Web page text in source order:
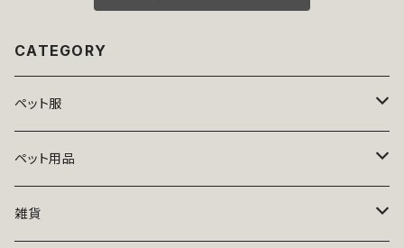
CATEGORY
ペット服
トップス
ニット
ボトムス
ペット用品
ベッド
雑貨